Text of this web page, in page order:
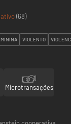
(68)
VIOLENTO
Microtransações